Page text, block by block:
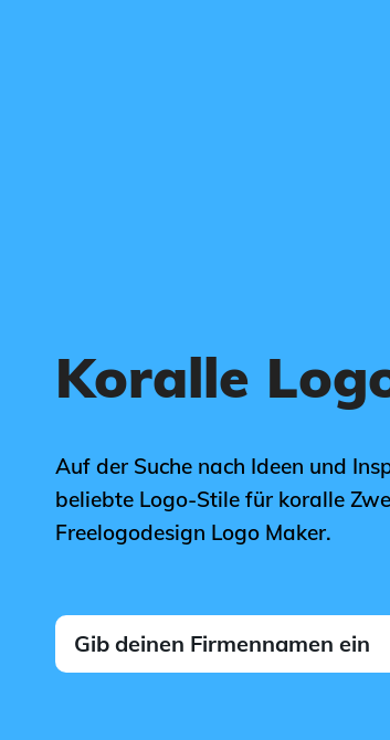
Koralle
Auf der Suche nach Ideen und
beliebte Logo-Stile für koralle
Freelogodesign Logo Maker.